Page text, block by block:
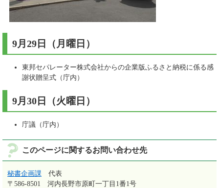
9月29日（月曜日）​
東邦セパレーター株式会社からの企業版ふるさと納税に係る感
謝状贈呈式（庁内）
9月30日（火曜日）​
庁議（庁内）
このページに関するお問い合わせ先
秘書企画課
代表
〒586-8501
河内長野市原町一丁目1番1号